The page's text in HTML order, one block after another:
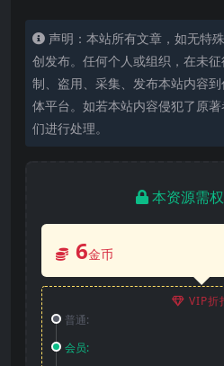
声明：本站所有文章，如无特
创发布。任何个人或组织，在未
制、盗用、采集、发布本站内容
体平台。如若本站内容侵犯了原
们进行处理。
本资源需
6金币
VIP折
普通:
会员: